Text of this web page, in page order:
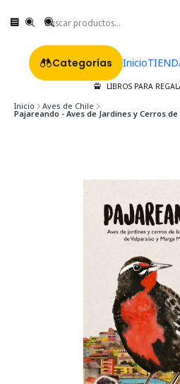
Categorías Inicio
LIBROS PARA
Inicio Aves de Chile
Pajareando - Aves de Jardines y Cerros